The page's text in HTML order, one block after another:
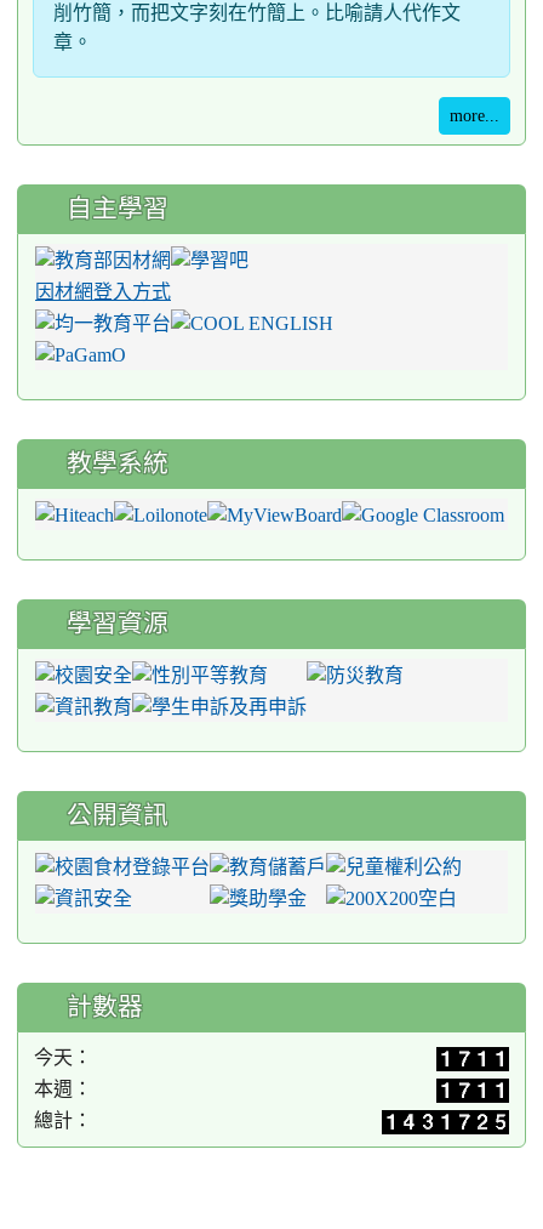
削竹簡，而把文字刻在竹簡上。比喻請人代作文
章。
more...
自主學習
因材網登入方式
教學系統
學習資源
公開資訊
計數器
今天：
本週：
總計：